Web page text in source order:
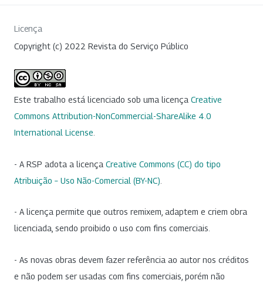
Licença
Copyright (c) 2022 Revista do Serviço Público
Este trabalho está licenciado sob uma licença Creative
Commons Attribution-NonCommercial-ShareAlike 4.0
International License
- A RSP adota a licença Creative Commons (CC) do tipo
Atribuição – Uso Não-Comercial (BY-NC)
- A licença permite que outros remixem, adaptem e criem obra
licenciada, sendo proibido o uso com fins comerciais.
- As novas obras devem fazer referência ao autor nos créditos
e não podem ser usadas com fins comerciais, porém não